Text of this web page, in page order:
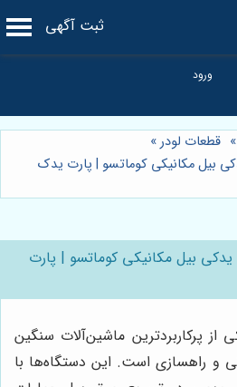
ثبت آگهی
» قطعات لودر»
بیل مکانیکی کوماتسو | پارت یدک
یدکی بیل مکانیکی کوماتسو | پارت
از پرکاربردترین ماشین‌آلات سنگین
و راهسازی است. این دستگاه‌ها با